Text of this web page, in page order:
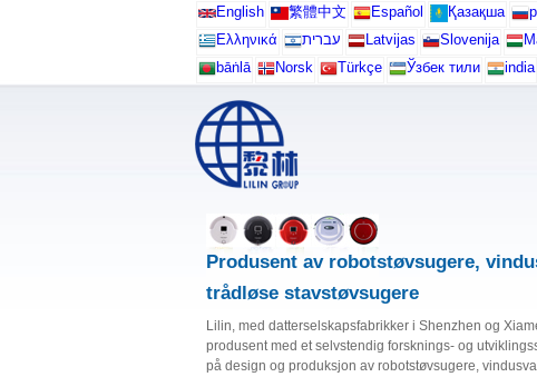
English 繁體中文 Español Қазақша
Ελληνικά
עברית Latvijas Slovenija
bāṅlā
Norsk Türkçe Ўзбек тили india
Produsent av robotstøvsugere,
trådløse stavstøvsugere
Lilin, med datterselskapsfabrikker i Shenzhen og
produsent med et selvstendig forsknings- og
på design og produksjon av robotstøvsugere,